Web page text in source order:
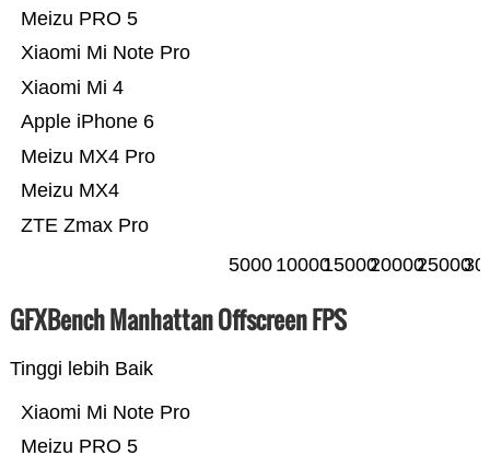
ZTE Zmax Pro
Meizu MX4
Meizu MX4 Pro
Apple iPhone 6
Xiaomi Mi 4
Xiaomi Mi Note Pro
Meizu PRO 5
5000 10000150002000025000
GFXBench Manhattan Offscreen FPS
Tinggi lebih Baik
Meizu PRO 5
Xiaomi Mi Note Pro